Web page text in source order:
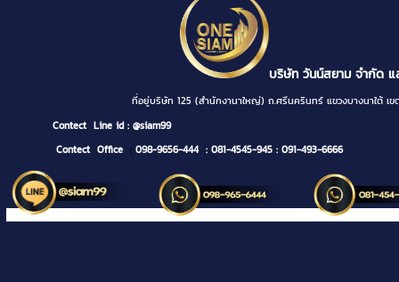
บริษัท วันน์สยาม จำกัด แล
ที่อยู่บริษัท 125 (สำนักงานาใหญ่) ถ.ศรีนครินทร์ แขวงบางนาใ
Contect Line id : @siam99
Contect Office : 098-9656-444 : 081-4545-945 : 091-493-6666